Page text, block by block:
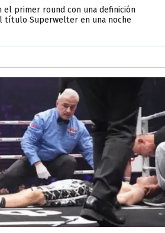
el primer round con una definición
título Superwelter en una noche